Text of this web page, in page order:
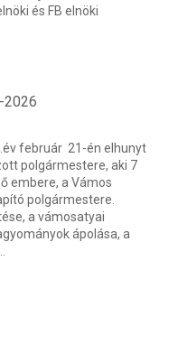
és FB elnöki
2026
február 21-én elhunyt
polgármestere, aki 7
embere, a Vámos
polgármestere.
a vámosatyai
ápolása, a